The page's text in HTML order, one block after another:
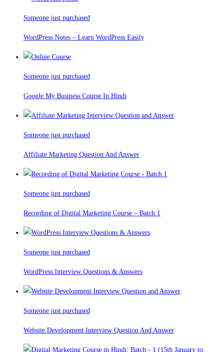
Someone just purchased
WordPress Notes – Learn WordPress Easily
Someone just purchased
Google My Business Course In Hindi
Someone just purchased
Affiliate Marketing Question And Answer
Someone just purchased
Recording of Digital Marketing Course – Batch 1
Someone just purchased
WordPress Interview Questions & Answers
Someone just purchased
Website Development Interview Question And Answer